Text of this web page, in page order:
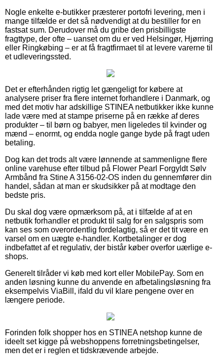
Nogle enkelte e-butikker præsterer portofri levering, men i
mange tilfælde er det så nødvendigt at du bestiller for en
fastsat sum. Derudover må du gribe den prisbilligste
fragttype, der ofte – uanset om du er ved Helsingør, Hjørring
eller Ringkøbing – er at få fragtfirmaet til at levere varerne til
et udleveringssted.
Det er efterhånden rigtig let gængeligt for købere at
analysere priser fra flere internet forhandlere i Danmark, og
med det motiv har adskillige STINEA netbutikker ikke kunne
lade være med at stampe priserne på en række af deres
produkter – til børn og babyer, men ligeledes til kvinder og
mænd – enormt, og endda nogle gange byde på fragt uden
betaling.
Dog kan det trods alt være lønnende at sammenligne flere
online varehuse efter tilbud på Flower Pearl Forgyldt Sølv
Armbånd fra Stine A 3156-02-OS inden du gennemfører din
handel, sådan at man er skudsikker på at modtage den
bedste pris.
Du skal dog være opmærksom på, at i tilfælde af at en
netbutik forhandler et produkt til salg for en salgspris som
kan ses som overordentlig fordelagtig, så er det tit være en
varsel om en uægte e-handler. Kortbetalinger er dog
indbefattet af et regulativ, der bistår køber overfor uærlige e-
shops.
Generelt tilråder vi køb med kort eller MobilePay. Som en
anden løsning kunne du anvende en afbetalingsløsning fra
eksempelvis ViaBill, ifald du vil klare pengene over en
længere periode.
Forinden folk shopper hos en STINEA netshop kunne de
ideelt set kigge på webshoppens forretningsbetingelser,
men det er i reglen et tidskrævende arbejde.